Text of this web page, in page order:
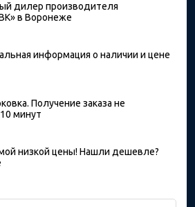
дилер производителя
в Воронеже
информация о наличии и цене
Получение заказа не
минут
низкой цены! Нашли дешевле?